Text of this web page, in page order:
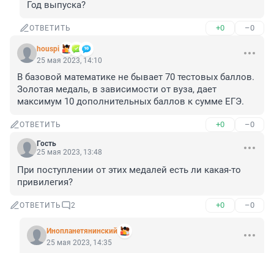
Год выпуска?
ОТВЕТИТЬ +0 –0
houspi
25 мая 2023, 14:10
В базовой математике не бывает 70 тестовых баллов.
Золотая медаль, в зависимости от вуза, дает
максимум 10 дополнительных баллов к сумме ЕГЭ.
ОТВЕТИТЬ +0 –0
Гость
25 мая 2023, 13:48
При поступлении от этих медалей есть ли какая-то
привилегия?
ОТВЕТИТЬ 2 +0 –0
Инопланетянинский
25 мая 2023, 14:35